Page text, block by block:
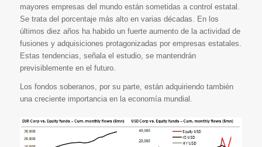
mayores empresas del mundo están sometidas a control estatal.
Se trata del porcentaje más alto en varias décadas. En los
últimos diez años ha habido un fuerte aumento de la actividad de
fusiones y adquisiciones protagonizadas por empresas estatales.
Estas tendencias, señala el estudio, se mantendrán
previsiblemente en el futuro.
Los fondos soberanos, por su parte, están adquiriendo también
una creciente importancia en la economía mundial.